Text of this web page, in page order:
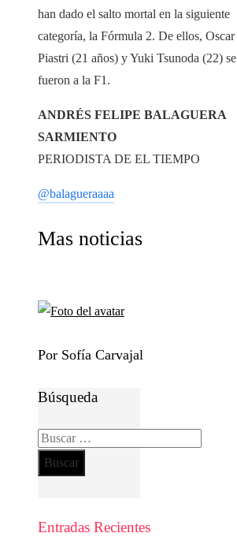
han dado el salto mortal en la siguiente
categoría, la Fórmula 2. De ellos, Oscar
Piastri (21 años) y Yuki Tsunoda (22) se
fueron a la F1.
ANDRÉS FELIPE BALAGUERA
SARMIENTO
​PERIODISTA DE EL TIEMPO
@balagueraaaa
Mas noticias
Por Sofía Carvajal
Búsqueda
Buscar:
Entradas Recientes